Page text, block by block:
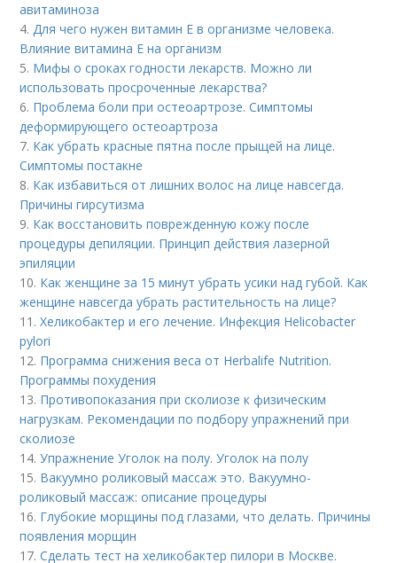
авитаминоза
4.Для чего нужен витамин Е в организме человека.
Влияние витамина E на организм
5. Мифы о сроках годности лекарств. Можно ли
использовать просроченные лекарства?
6. Проблема боли при остеоартрозе. Симптомы
деформирующего остеоартроза
7. Как убрать красные пятна после прыщей на лице.
Симптомы постакне
8. Как избавиться от лишних волос на лице навсегда.
Причины гирсутизма
9. Как восстановить поврежденную кожу после
процедуры депиляции. Принцип действия лазерной
эпиляции
10. Как женщине за 15 минут убрать усики над губой. Как
женщине навсегда убрать растительность на лице?
11.Хеликобактер и его лечение. Инфекция Helicobacter
pylori
12. Программа снижения веса от Herbalife Nutrition.
Программы похудения
13. Противопоказания при сколиозе к физическим
нагрузкам. Рекомендации по подбору упражнений при
сколиозе
14.Упражнение Уголок на полу. Уголок на полу
15. Вакуумно роликовый массаж это. Вакуумно-
роликовый массаж: описание процедуры
16. Глубокие морщины под глазами, что делать. Причины
появления морщин
17.Сделать тест на хеликобактер пилори в Москве.